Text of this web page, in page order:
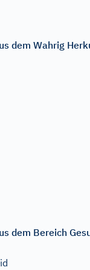
dem Wahrig
dem Bereich